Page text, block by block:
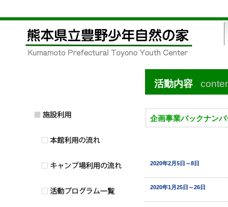
活動内容
企画事業バックナンバ
2020年2月5日～8日
2020年1月25日～26日